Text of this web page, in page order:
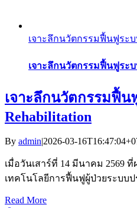
เจาะลึกนวัตกรรมฟื้นฟูระบ
เจาะลึกนวัตกรรมฟื้นฟูระบ
เจาะลึกนวัตกรรมฟื้น
Rehabilitation
By admin|2026-03-
เมื่อวันเสาร์ที่ 14 มีนาคม 2569
เทคโนโลยีการฟื้นฟูผู้ป่วยระบบ
Read More